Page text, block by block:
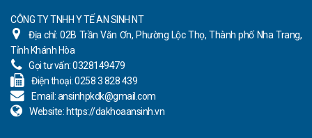
CÔNG TY TNHH Y TẾ AN SINH NT
Địa chỉ:02B Trần Văn Ơn, Phường Lộc Thọ, Thành phố Nha Trang,
Tỉnh Khánh Hòa
Gọi tư vấn:0328149479
Điện thoại:0258 3 828 439
Email:ansinhpkdk@gmail.com
Website: https://dakhoaansinh.vn